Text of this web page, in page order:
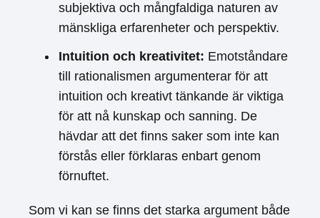
subjektiva och mångfaldiga naturen av
mänskliga erfarenheter och perspektiv.
Intuition och kreativitet: Emotståndare
till rationalismen argumenterar för att
intuition och kreativt tänkande är viktiga
för att nå kunskap och sanning. De
hävdar att det finns saker som inte kan
förstås eller förklaras enbart genom
förnuftet.
Som vi kan se finns det starka argument både